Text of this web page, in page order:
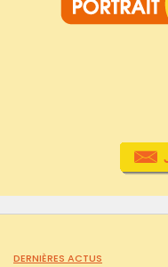
DERNIÈRES ACTUS